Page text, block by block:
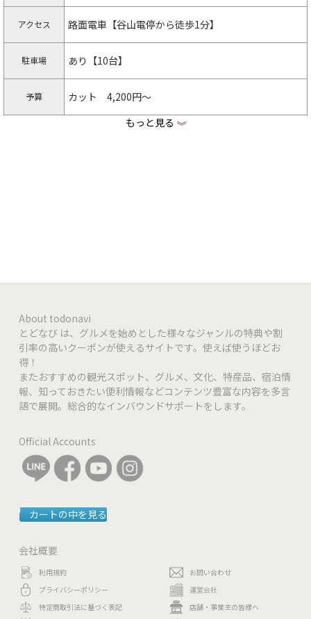
アクセス 路面電車【谷山電停から徒歩1分】
駐車場 あり【10台】
予算 カット 4,200円〜
電子マネー
QUICPay | iD | WAON | Suica | PASMO | nanaco |
ICOCA | Apple Pay
もっと見る 《
About todonavi
とどなび は、グルメを始めとした様々なジャンルの特典や割
引率の高いクーポンが使えるサイトです。使えば使うほどお
得！
またおすすめの観光スポット、グルメ、文化、特産品、宿泊情
報、知っておきたい便利情報などコンテンツ豊富な内容を多言
語で展開。総合的なインバウンドサポートをします。
Official Accounts
カートの中を見る
会社概要
利用規約
プライバシーポリシー
特定商取引法に基づく表記
お問い合わせ
運営会社
店舗・事業主の皆様へ